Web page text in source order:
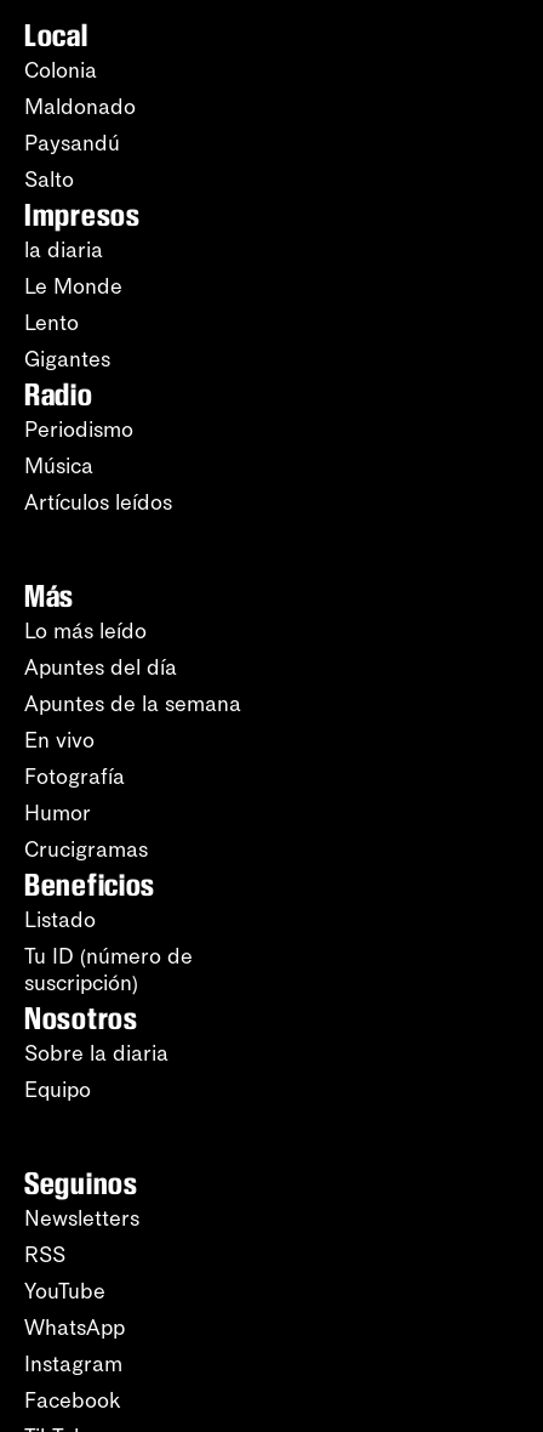
Local
Colonia
Maldonado
Paysandú
Salto
Impresos
la diaria
Le Monde
Lento
Gigantes
Radio
Periodismo
Música
Artículos leídos
Más
Lo más leído
Apuntes del día
Apuntes de la semana
En vivo
Fotografía
Humor
Crucigramas
Beneficios
Listado
Tu ID (número de
suscripción)
Nosotros
Sobre la diaria
Equipo
Seguinos
Newsletters
RSS
YouTube
WhatsApp
Instagram
Facebook